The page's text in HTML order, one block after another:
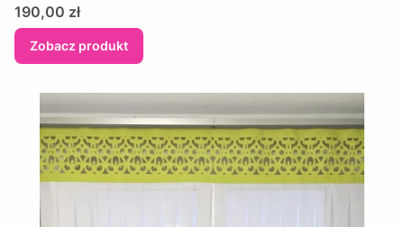
Cena
190,00 zł
Zobacz produkt